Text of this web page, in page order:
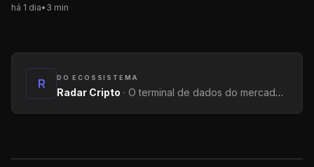
há 1 dia• 3 min
R DO ECOSSISTEMA
Radar Cripto · O terminal de dados do mercado: métricas on-chain, yields, captações e tendências.